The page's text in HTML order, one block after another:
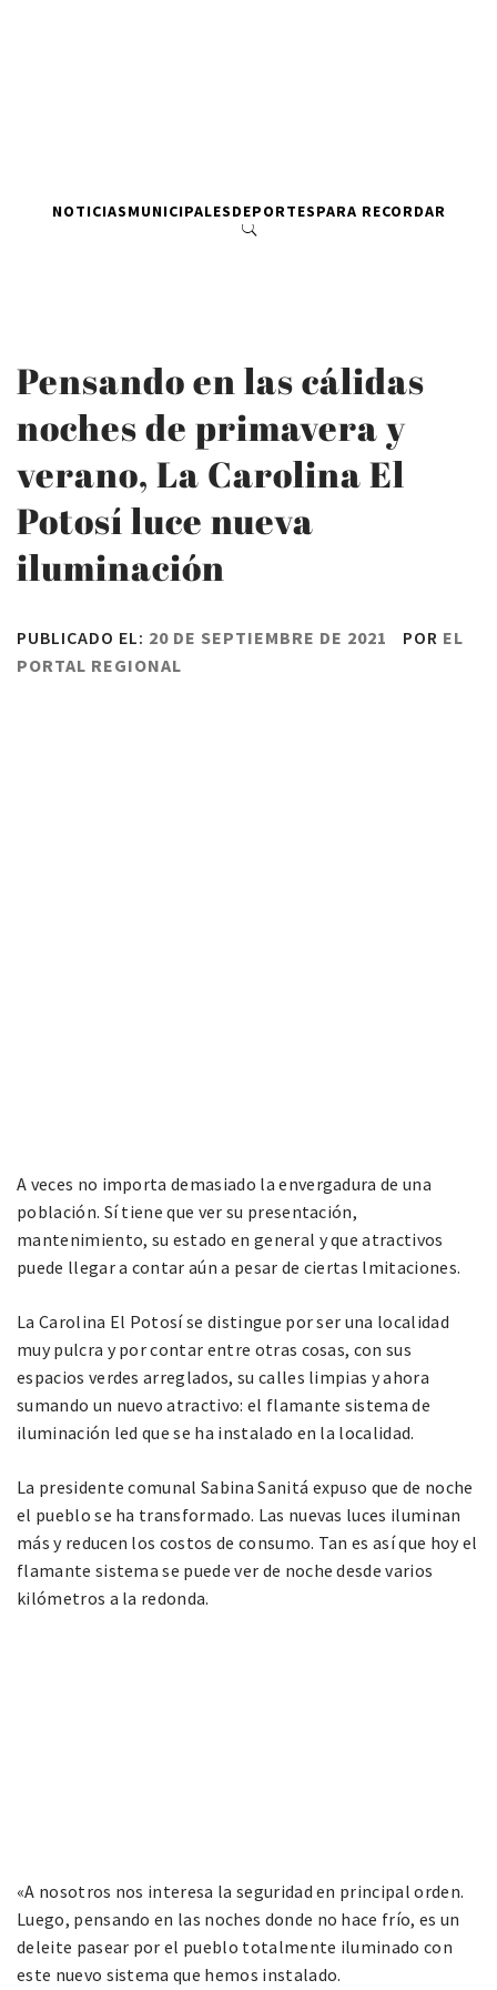
NOTICIASMUNICIPALESDEPORTESPARA RECORDAR
Pensando en las cálidas
noches de primavera y
verano, La Carolina El
Potosí luce nueva
iluminación
PUBLICADO EL: 20 DE SEPTIEMBRE DE 2021 POR EL
PORTAL REGIONAL
A veces no importa demasiado la envergadura de una
población. Sí tiene que ver su presentación,
mantenimiento, su estado en general y que atractivos
puede llegar a contar aún a pesar de ciertas lmitaciones.
La Carolina El Potosí se distingue por ser una localidad
muy pulcra y por contar entre otras cosas, con sus
espacios verdes arreglados, su calles limpias y ahora
sumando un nuevo atractivo: el flamante sistema de
iluminación led que se ha instalado en la localidad.
La presidente comunal Sabina Sanitá expuso que de noche
el pueblo se ha transformado. Las nuevas luces iluminan
más y reducen los costos de consumo. Tan es así que hoy el
flamante sistema se puede ver de noche desde varios
kilómetros a la redonda.
«A nosotros nos interesa la seguridad en principal orden.
Luego, pensando en las noches donde no hace frío, es un
deleite pasear por el pueblo totalmente iluminado con
este nuevo sistema que hemos instalado.